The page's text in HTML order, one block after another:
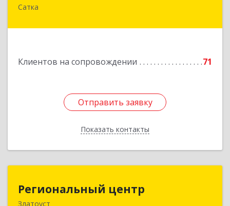
Сатка
Клиентов на сопровождении 71
Отправить заявку
Показать контакты
456910, Челябинская обл, Саткинский р-н, г
Отправить заявку
Назад
Региональный центр
Златоуст
Региональный центр